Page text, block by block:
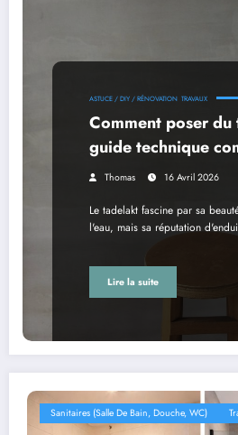
ASTUCE / DIY / RÉNOVATION TRAVAUX
Comment poser
guide technique
Thomas 16 Avril 2026
Le tadelakt fascine par sa
l'eau, mais sa réputation
Lire la suite
Sanitaires (salle De Bain, Douche, WC)